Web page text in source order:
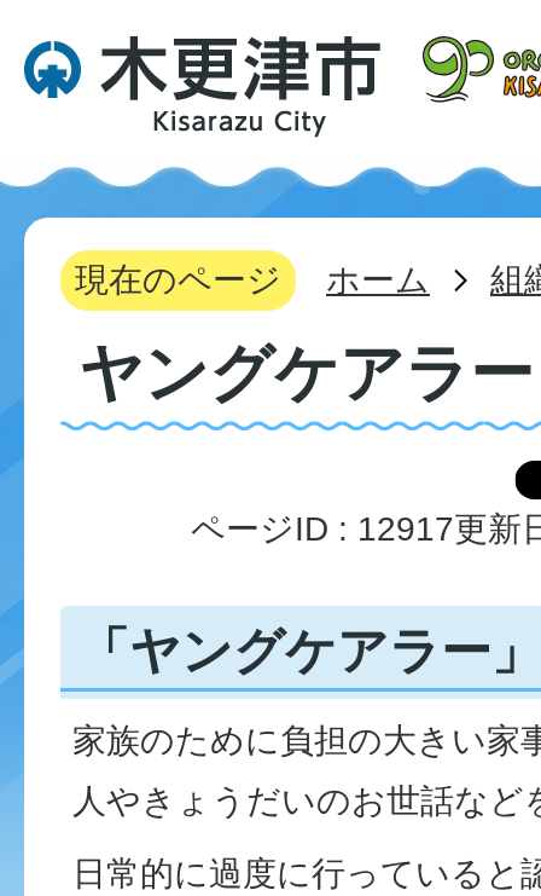
現在のページ ホーム 組
ヤングケアラー
ページID : 12917更新
「ヤングケアラー
家族のために負担の大きい家
人やきょうだいのお世話など
日常的に過度に行っていると